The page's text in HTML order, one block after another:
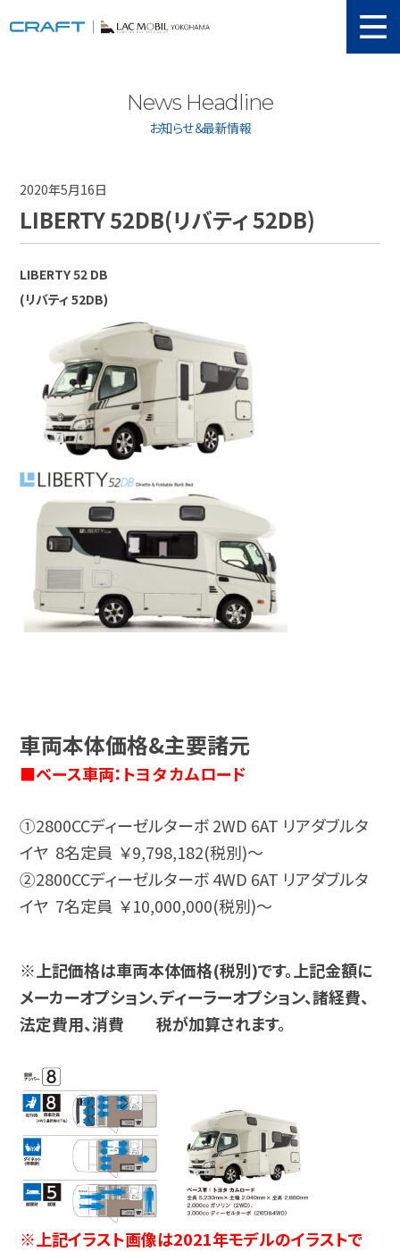
取り扱い新車
認証工場
ユーザーボイス
イベント
News Headline
お知らせ＆最新情報
2020年5月16日
LIBERTY 52DB(リバティ 52DB)
LIBERTY 52 DB
(リバティ 52DB)
車両本体価格&主要諸元
■ベース車両：トヨタ カムロード
①2800CCディーゼルターボ 2WD 6AT リアダブルタ
イヤ 8名定員 ￥9,798,182(税別)～
②2800CCディーゼルターボ 4WD 6AT リアダブルタ
イヤ 7名定員 ￥10,000,000(税別)～
※上記価格は車両本体価格(税別)です。上記金額に
メーカーオプション、ディーラーオプション、諸経費、
法定費用、消費 税が加算されます。
※上記イラスト画像は2021年モデルのイラストで